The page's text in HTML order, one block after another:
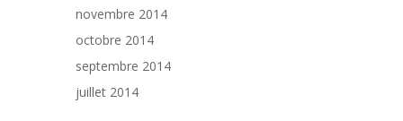
novembre 2014
octobre 2014
septembre 2014
juillet 2014